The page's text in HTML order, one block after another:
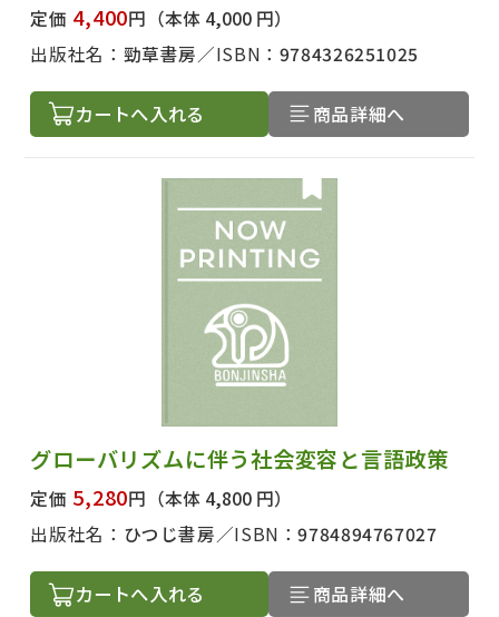
定価 4,400円 （本体 4,000 円）
出版社名： 勁草書房 ISBN： 9784326251025
カートへ入れる 商品詳細へ
グローバリズムに伴う社会変容と言語政策
定価 5,280円 （本体 4,800 円）
出版社名： ひつじ書房 ISBN：9784894767027
カートへ入れる 商品詳細へ